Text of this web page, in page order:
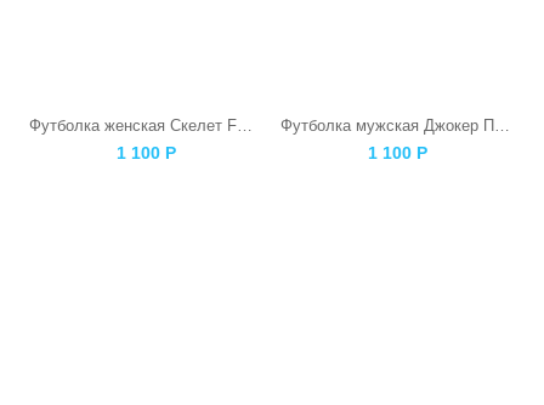
1 100 Р 1 100 Р